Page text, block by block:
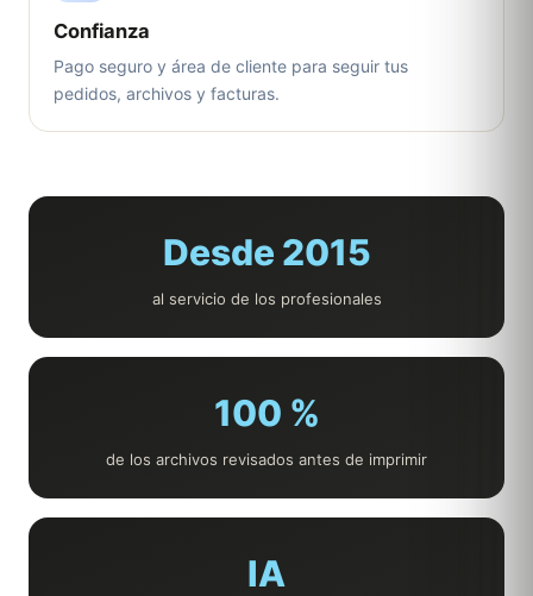
Confianza
Pago seguro y área de cliente para seguir tus
pedidos, archivos y facturas.
Desde 2015
al servicio de los profesionales
100 %
de los archivos revisados antes de imprimir
IA